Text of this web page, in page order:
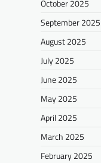
October 2025
September 2025
August 2025
July 2025
June 2025
May 2025
April 2025
March 2025
February 2025